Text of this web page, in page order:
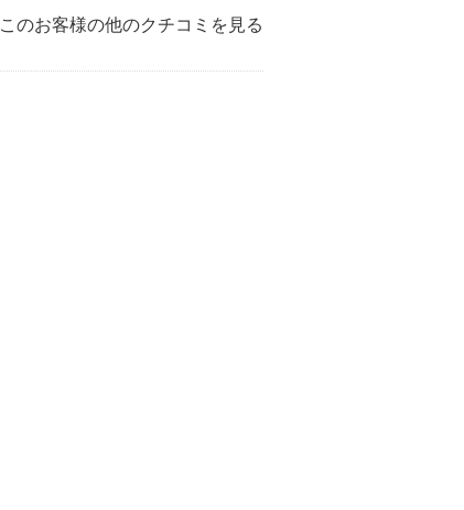
このお客様の他のクチコミを見る